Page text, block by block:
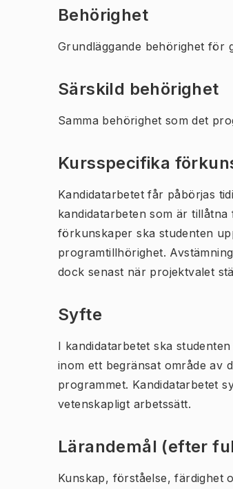
Behörighet
Grundläggande behörighet för
Särskild behörighet
Samma behörighet som det
Kursspecifika
Kandidatarbetet får påbörjas
kandidatarbeten som är
förkunskaper ska studenten
programtillhörighet.
dock senast när projektvalet
Syfte
I kandidatarbetet ska
inom ett begränsat område av
programmet. Kandidatarbetet
vetenskapligt arbetssätt.
Lärandemål (efter
Kunskap, förståelse, färdighet